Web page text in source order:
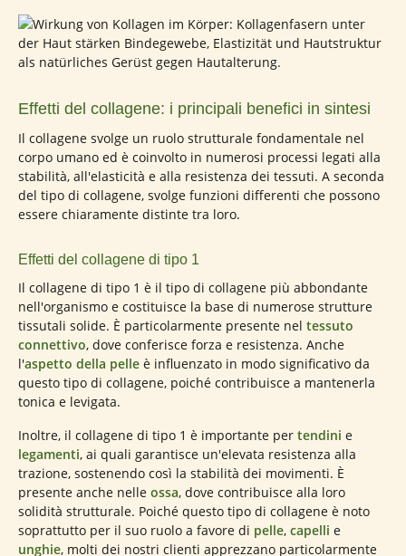
Effetti del collagene: i principali benefici in sintesi
Il collagene svolge un ruolo strutturale fondamentale nel
corpo umano ed è coinvolto in numerosi processi legati alla
stabilità, all'elasticità e alla resistenza dei tessuti. A seconda
del tipo di collagene, svolge funzioni differenti che possono
essere chiaramente distinte tra loro.
Effetti del collagene di tipo 1
Il collagene di tipo 1 è il tipo di collagene più abbondante
nell'organismo e costituisce la base di numerose strutture
tissutali solide. È particolarmente presente nel tessuto
connettivo, dove conferisce forza e resistenza. Anche
l'aspetto della pelle è influenzato in modo significativo da
questo tipo di collagene, poiché contribuisce a mantenerla
tonica e levigata.
Inoltre, il collagene di tipo 1 è importante per tendini e
legamenti, ai quali garantisce un'elevata resistenza alla
trazione, sostenendo così la stabilità dei movimenti. È
presente anche nelle ossa, dove contribuisce alla loro
solidità strutturale. Poiché questo tipo di collagene è noto
soprattutto per il suo ruolo a favore di pelle, capelli e
unghie, molti dei nostri clienti apprezzano particolarmente